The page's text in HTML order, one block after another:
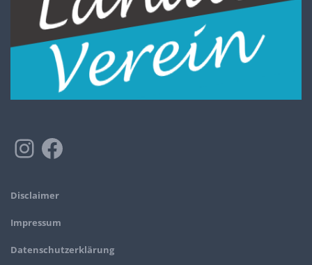
Disclaimer
Impressum
Datenschutzerklärung